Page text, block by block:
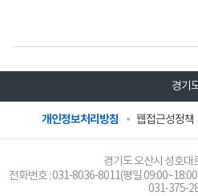
경기
개인정보처리방침 웹접근성정책
경기도 오산시 성호대
전화번호 :031-8036-8011(평일
031-375-